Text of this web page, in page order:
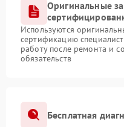
Оригинальные
Используются
сертификацию
работу после ремонта и
обязательств
Бесплатная